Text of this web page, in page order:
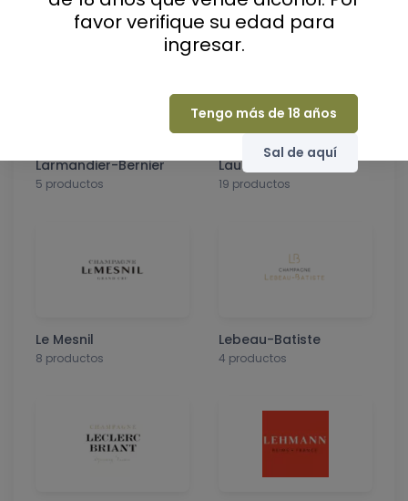
13 productos 15 productos
Larmandier-Bernier
5 productos
Laurent-Perrier
19 productos
Le Mesnil
8 productos
Lebeau-Batiste
4 productos
favor verifique su edad para
ingresar.
Tengo más de 18 años
Sal de aquí